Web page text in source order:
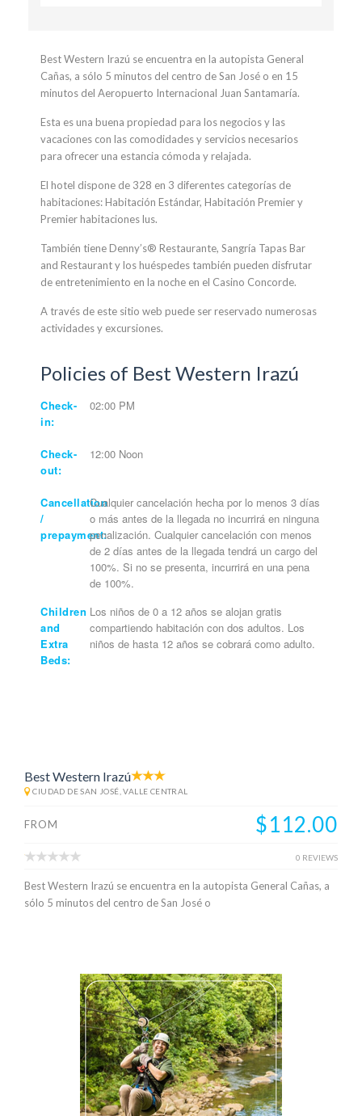
Best Western Irazú se encuentra en la autopista General
Cañas, a sólo 5 minutos del centro de San José o en 15
minutos del Aeropuerto Internacional Juan Santamaría.
Esta es una buena propiedad para los negocios y las
vacaciones con las comodidades y servicios necesarios
para ofrecer una estancia cómoda y relajada.
El hotel dispone de 328 en 3 diferentes categorías de
habitaciones: Habitación Estándar, Habitación Premier y
Premier habitaciones lus.
También tiene Denny’s® Restaurante, Sangría Tapas Bar
and Restaurant y los huéspedes también pueden disfrutar
de entretenimiento en la noche en el Casino Concorde.
A través de este sitio web puede ser reservado numerosas
actividades y excursiones.
Policies of Best Western Irazú
Check-
in:
02:00 PM
Check-
out:
12:00 Noon
Cancellation
/
prepayment:
Cualquier cancelación hecha por lo menos 3 días
o más antes de la llegada no incurrirá en ninguna
penalización. Cualquier cancelación con menos
de 2 días antes de la llegada tendrá un cargo del
100%. Si no se presenta, incurrirá en una pena
de 100%.
Children
and
Extra
Beds:
Los niños de 0 a 12 años se alojan gratis
compartiendo habitación con dos adultos. Los
niños de hasta 12 años se cobrará como adulto.
Best Western Irazú
CIUDAD DE SAN JOSÉ, VALLE CENTRAL
FROM $112.00
0 REVIEWS
Best Western Irazú se encuentra en la autopista General Cañas, a
sólo 5 minutos del centro de San José o